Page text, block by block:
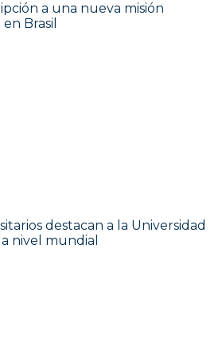
a una nueva misión
Brasil
destacan a la Universidad
nivel mundial